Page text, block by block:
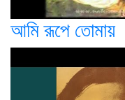
আমি রূপে তোমায়